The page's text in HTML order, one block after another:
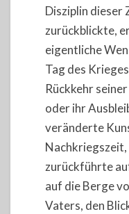
Disziplin dieser
zurückblickte,
eigentliche
Tag des
Rückkehr
oder ihr
veränderte
Nachkriegszeit,
zurückführte
auf die Berge
Vaters, den